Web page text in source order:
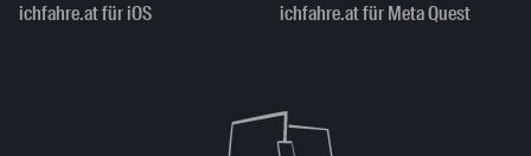
ichfahre.at für iOS ichfahre.at für Meta Quest